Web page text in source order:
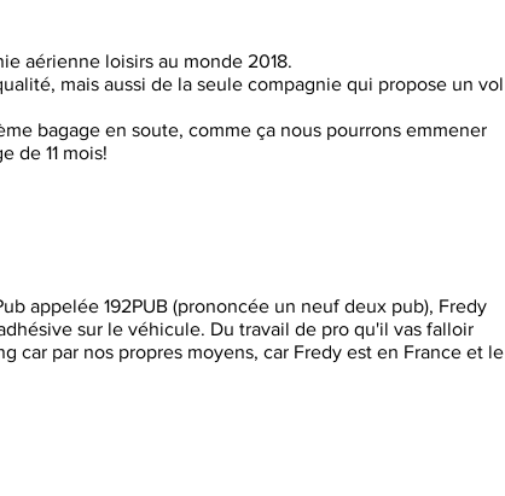
aérienne loisirs au monde 2018.
mais aussi de la seule compagnie qui propose un vol
bagage en soute, comme ça nous pourrons emmener
de 11 mois!
appelée 192PUB (prononcée un neuf deux pub), Fredy
sur le véhicule. Du travail de pro qu'il vas falloir
car par nos propres moyens, car Fredy est en France et le